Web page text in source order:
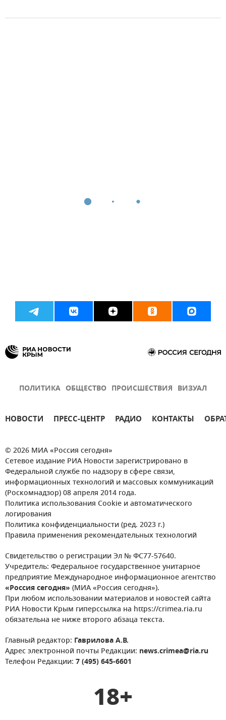
ПОЛИТИКА ОБЩЕСТВО ПРОИСШЕСТВИЯ ВИЗУАЛ
НОВОСТИ ПРЕСС-ЦЕНТР РАДИО КОНТАКТЫ
© 2026 МИА «Россия сегодня»
Сетевое издание РИА Новости зарегистрировано в
Федеральной службе по надзору в сфере связи,
информационных технологий и массовых коммуникаций
(Роскомнадзор) 08 апреля 2014 года.
Политика использования Cookie и автоматического
логирования
Политика конфиденциальности (ред. 2023 г.)
Правила применения рекомендательных технологий
Свидетельство о регистрации Эл № ФС77-57640.
Учредитель: Федеральное государственное унитарное
предприятие Международное информационное агентство
«Россия сегодня» (МИА «Россия сегодня»).
При любом использовании материалов и новостей сайта
РИА Новости Крым гиперссылка на https://crimea.ria.ru
обязательна не ниже второго абзаца текста.
Главный редактор: Гаврилова А.В.
Адрес электронной почты Редакции: news.crimea@ria.ru
Телефон Редакции: 7 (495) 645-6601
18+